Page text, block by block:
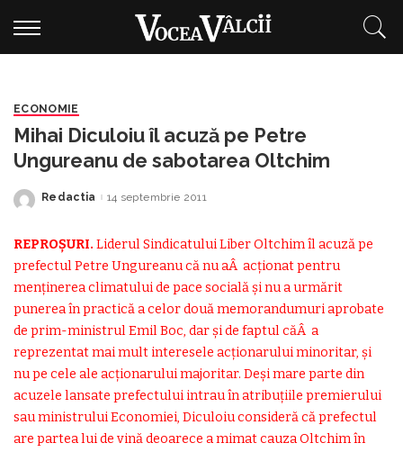
ECONOMIE
Mihai Diculoiu îl acuză pe Petre
Ungureanu de sabotarea Oltchim
Posted
Redactia 14 septembrie 2011
REPROȘURI. Liderul Sindicatului Liber Oltchim îl acuză pe
prefectul Petre Ungureanu că nu aÂ acționat pentru
menținerea climatului de pace socială și nu a urmărit
punerea în practică a celor două memorandumuri aprobate
de prim-ministrul Emil Boc, dar și de faptul căÂ a
reprezentat mai mult interesele acționarului minoritar, și
nu pe cele ale acționarului majoritar. Deși mare parte din
acuzele lansate prefectului intrau în atribuțiile premierului
sau ministrului Economiei, Diculoiu consideră că prefectul
are partea lui de vină deoarece a mimat cauza Oltchim în